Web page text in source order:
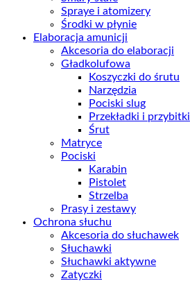
Spraye i atomizery
Środki w płynie
Elaboracja amunicji
Akcesoria do elaboracji
Gładkolufowa
Koszyczki do śrutu
Narzędzia
Pociski slug
Przekładki i przybitki
Śrut
Matryce
Pociski
Karabin
Pistolet
Strzelba
Prasy i zestawy
Ochrona słuchu
Akcesoria do słuchawek
Słuchawki
Słuchawki aktywne
Zatyczki